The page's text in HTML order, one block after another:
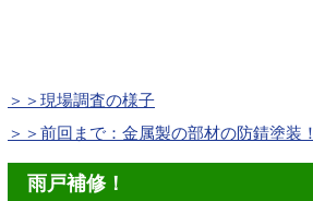
＞＞現場調査の様子
＞＞前回まで：金属製の部材の防錆塗装！
雨戸補修！